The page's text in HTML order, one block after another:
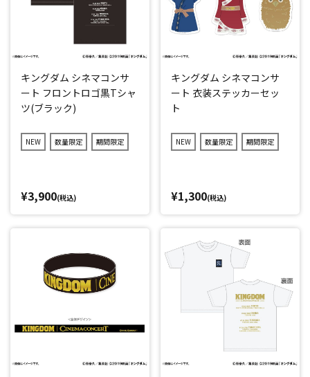
キングダム シネマコンサ
ート フロントロゴ黒Tシャ
ツ(ブラック)
NEW 数量限定 期間限定
¥3,900(税込)
キングダム シネマコンサ
ート 衣装ステッカーセッ
ト
NEW 数量限定 期間限定
¥1,300(税込)